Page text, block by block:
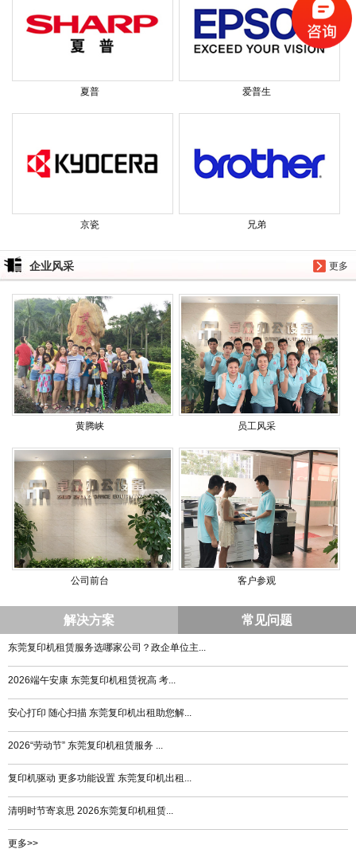
夏普 爱普生
京瓷 兄弟
更多
企业风采
黄腾峡 员工风采
公司前台 客户参观
解决方案 常见问题
东莞复印机租赁服务选哪家公司？政企单位主...
2026端午安康 东莞复印机租赁祝高 考...
安心打印 随心扫描 东莞复印机出租助您解...
2026“劳动节” 东莞复印机租赁服务 ...
复印机驱动 更多功能设置 东莞复印机出租...
清明时节寄哀思 2026东莞复印机租赁...
更多>>